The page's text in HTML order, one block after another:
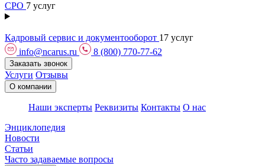
СРО 7 услуг
Кадровый сервис и документооборот 17 услуг
info@ncarus.ru
8 (800) 770-77-62
Заказать звонок
Услуги Отзывы
О компании
Наши эксперты Реквизиты Контакты О нас
Энциклопедия
Новости
Статьи
Часто задаваемые вопросы